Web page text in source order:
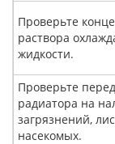
Проверьте
раствора
жидкости.
Проверьте
радиатора на
загрязнений,
насекомых.